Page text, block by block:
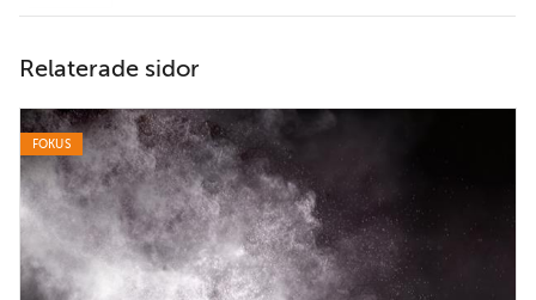
Relaterade sidor
FOKUS